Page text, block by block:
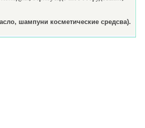
шампуни косметические средсва).